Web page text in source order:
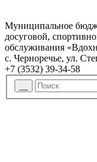
Муниципальное
досуговой,
обслуживания
с. Черноречье, ул.
+7 (3532) 39-34-58